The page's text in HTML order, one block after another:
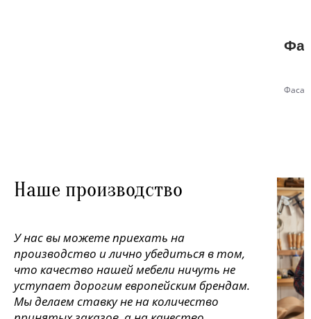
Наше производство
У нас вы можете приехать на
производство и лично убедиться в том,
что качество нашей мебели ничуть не
уступает дорогим европейским брендам.
Мы делаем ставку не на количество